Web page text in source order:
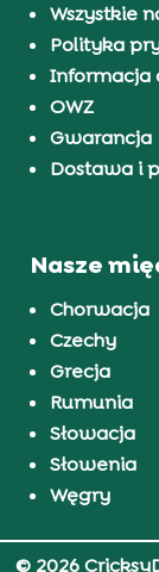
Wszystkie
Polityka
Informacja
OWZ
Gwarancja
Dostawa i
Nasze
Chorwacja
Czechy
Grecja
Rumunia
Słowacja
Słowenia
Węgry
© 2026